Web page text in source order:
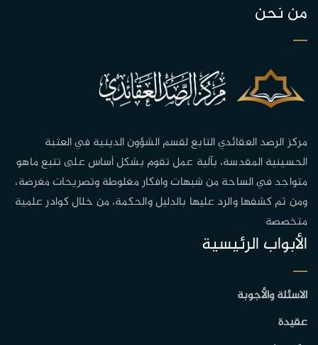
من نحن
مركز الرصد العقائدي التابع لقسم الشؤون الدينية في العتبة
الحسينية المقدسة، بآلية عمل تقوم بشكل أساس على تتبع ماهو
متواجد في الساحة من شبهات وافكار مغلوطة وتصريحات مغرضة،
ومن ثم كشفها والرد عليها بالدليل والحكمة، من خلال كوادر علمية
متخصصة
الأبواب الرئيسية
الاسئلة والأجوبة
عقيدة